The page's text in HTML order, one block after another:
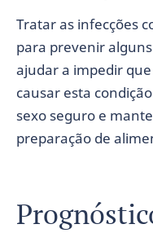
Tratar as infecções
para prevenir
ajudar a impedir
causar esta
sexo seguro e
preparação de